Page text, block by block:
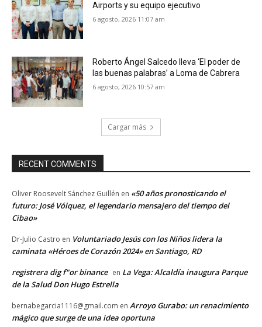
Airports y su equipo ejecutivo
6 agosto, 2026 11:07 am
Roberto Ángel Salcedo lleva ‘El poder de
las buenas palabras’ a Loma de Cabrera
6 agosto, 2026 10:57 am
Cargar más
RECENT COMMENTS
Oliver Roosevelt Sánchez Guillén en «50 años pronosticando el
futuro: José Vólquez, el legendario mensajero del tiempo del
Cibao»
Dr-Julio Castro en Voluntariado Jesús con los Niños lidera la
caminata «Héroes de Corazón 2024» en Santiago, RD
registrera dig f"or binance en La Vega: Alcaldía inaugura Parque
de la Salud Don Hugo Estrella
bernabegarcia1116@gmail.com en Arroyo Gurabo: un renacimiento
mágico que surge de una idea oportuna